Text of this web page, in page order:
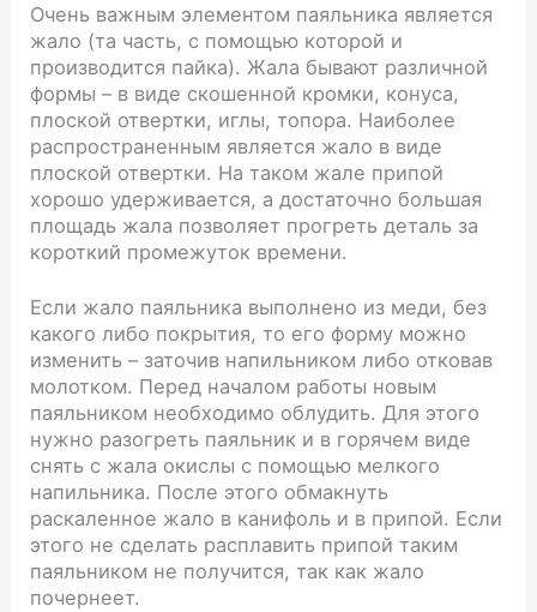
Очень важным элементом паяльника является
жало (та часть, с помощью которой и
производится пайка). Жала бывают различной
формы – в виде скошенной кромки, конуса,
плоской отвертки, иглы, топора. Наиболее
распространенным является жало в виде
плоской отвертки. На таком жале припой
хорошо удерживается, а достаточно большая
площадь жала позволяет прогреть деталь за
короткий промежуток времени.
Если жало паяльника выполнено из меди, без
какого либо покрытия, то его форму можно
изменить – заточив напильником либо отковав
молотком. Перед началом работы новым
паяльником необходимо облудить. Для этого
нужно разогреть паяльник и в горячем виде
снять с жала окислы с помощью мелкого
напильника. После этого обмакнуть
раскаленное жало в канифоль и в припой. Если
этого не сделать расплавить припой таким
паяльником не получится, так как жало
почернеет.